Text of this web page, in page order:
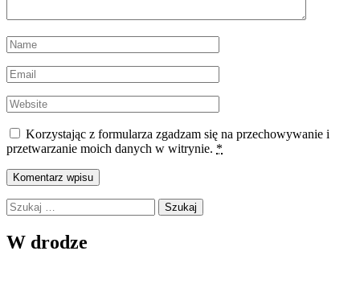
Korzystając z formularza zgadzam się na przechowywanie i
przetwarzanie moich danych w witrynie. *
Szukaj:
W drodze